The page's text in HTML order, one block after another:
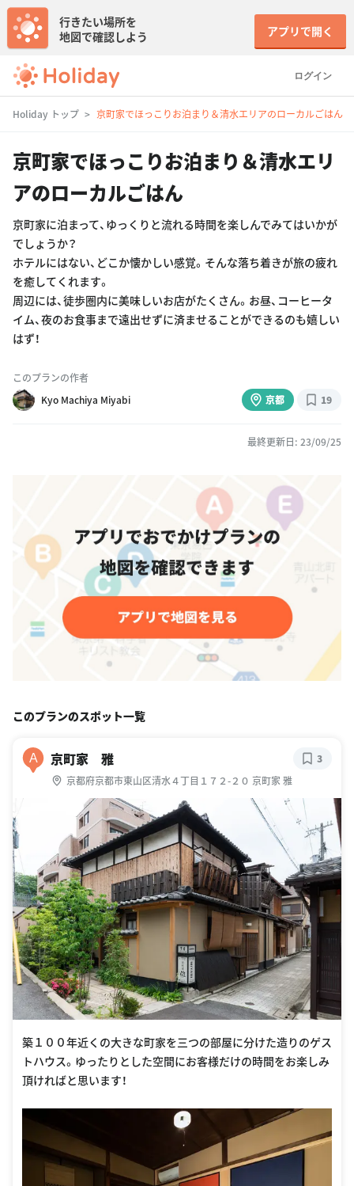
ログイン
行きたい場所を
地図で確認しよう
アプリで開く
Holiday トップ 京町家でほっこりお泊まり＆清水エリアのローカルごはん
京町家でほっこりお泊まり＆清水エリ
アのローカルごはん
京町家に泊まって、ゆっくりと流れる時間を楽しんでみてはいかが
でしょうか？
ホテルにはない、どこか懐かしい感覚。そんな落ち着きが旅の疲れ
を癒してくれます。
周辺には、徒歩圏内に美味しいお店がたくさん。お昼、コーヒータ
イム、夜のお食事まで遠出せずに済ませることができるのも嬉しい
はず！
このプランの作者
Kyo Machiya Miyabi
京都 19
最終更新日: 23/09/25
このプランのスポット一覧
A 京町家 雅
京都府京都市東山区清水４丁目１７２-２０ 京町家 雅
3
築１００年近くの大きな町家を三つの部屋に分けた造りのゲス
トハウス。ゆったりとした空間にお客様だけの時間をお楽しみ
頂ければと思います！